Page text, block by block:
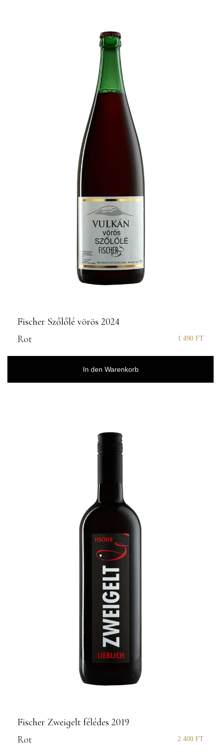
Fischer Szőlőlé vörös 2024
Rot
1 490 FT
In den Warenkorb
Fischer Zweigelt félédes 2019
Rot
2 400 FT